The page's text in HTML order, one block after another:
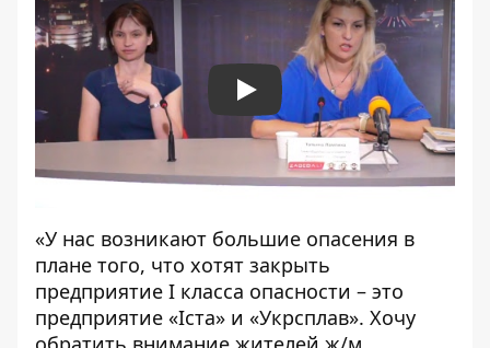
Play
«У нас возникают большие опасения в
плане того, что хотят закрыть
предприятие I класса опасности – это
предприятие «Іста» и «Укрсплав». Хочу